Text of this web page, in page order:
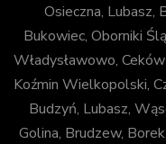
Osieczna, Lubasz,
Bukowiec, Oborniki
Władysławowo,
Koźmin Wielkopolski,
Budzyń, Lubasz,
Golina, Brudzew,